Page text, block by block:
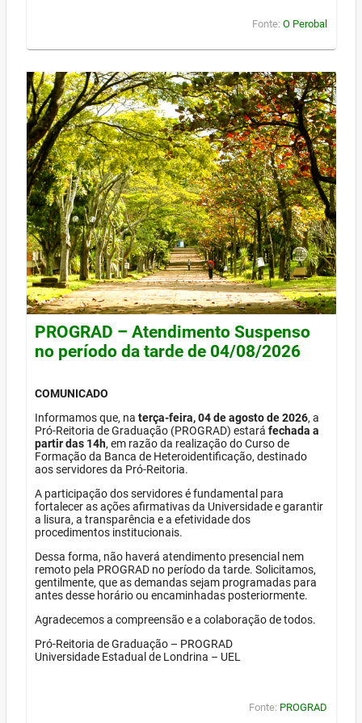
Fonte: O Perobal
PROGRAD – Atendimento Suspenso
no período da tarde de 04/08/2026
COMUNICADO
Informamos que, na terça-feira, 04 de agosto de 2026, a
Pró-Reitoria de Graduação (PROGRAD) estará fechada a
partir das 14h, em razão da realização do Curso de
Formação da Banca de Heteroidentificação, destinado
aos servidores da Pró-Reitoria.
A participação dos servidores é fundamental para
fortalecer as ações afirmativas da Universidade e garantir
a lisura, a transparência e a efetividade dos
procedimentos institucionais.
Dessa forma, não haverá atendimento presencial nem
remoto pela PROGRAD no período da tarde. Solicitamos,
gentilmente, que as demandas sejam programadas para
antes desse horário ou encaminhadas posteriormente.
Agradecemos a compreensão e a colaboração de todos.
Pró-Reitoria de Graduação – PROGRAD
Universidade Estadual de Londrina – UEL
Fonte: PROGRAD